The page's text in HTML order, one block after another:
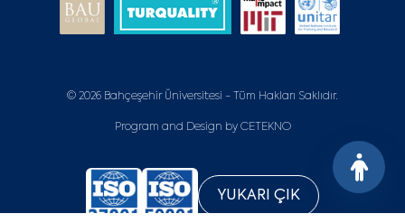
© 2026 Bahçeşehir Üniversitesi - Tüm Hakları Saklıdır.
Program and Design by CETEKNO
YUKARI ÇIK